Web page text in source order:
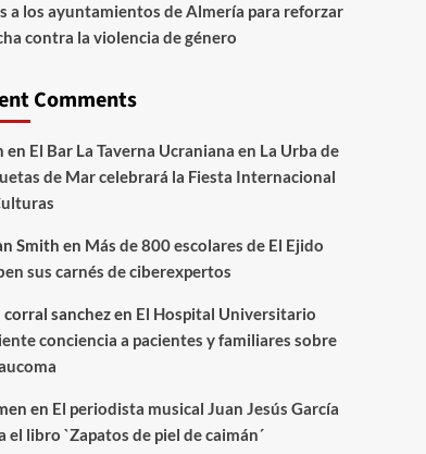
a los ayuntamientos de Almería para reforzar
contra la violencia de género
Comments
en El Bar La Taverna Ucraniana en La Urba de
de Mar celebrará la Fiesta Internacional
Smith en Más de 800 escolares de El Ejido
sus carnés de ciberexpertos
corral sanchezen El Hospital Universitario
conciencia a pacientes y familiares sobre
en El periodista musical Juan Jesús García
el libro `Zapatos de piel de caimán´